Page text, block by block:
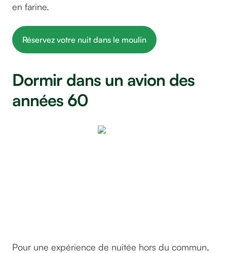
en farine.
Réservez votre nuit dans le moulin
Dormir dans un avion des
années 60
Pour une expérience de nuitée hors du commun,